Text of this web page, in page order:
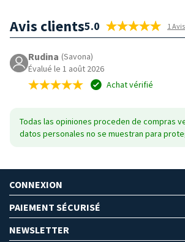
Avis clients5.0 1
Rudina (Savona)
Évalué le 1 août 2026
Achat vérifié
Todas las opiniones proceden de compras
datos personales no se muestran para
CONNEXION
PAIEMENT SÉCURISÉ
NEWSLETTER